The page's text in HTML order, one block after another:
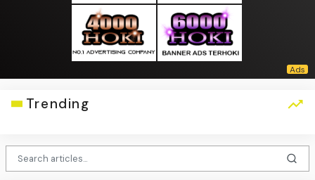
Trending